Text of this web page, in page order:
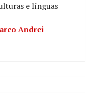
e línguas
Andrei